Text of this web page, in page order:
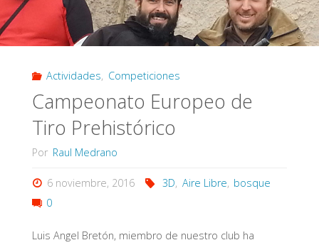
Actividades, Competiciones
Campeonato Europeo de
Tiro Prehistórico
Por Raul Medrano
6 noviembre, 2016 3D, Aire Libre, bosque
0
Luis Angel Bretón, miembro de nuestro club ha